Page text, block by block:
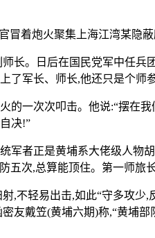
冒着炮火聚集上海江湾某隐
长。日后在国民党军中任
了军长、师长,他还只是个师参
的一次次叩击。他说:“摆在
决!”
军者正是黄埔系大佬级人物
五次,总算能顶住。第一师
,不轻易出击,如此“守多攻
友戴笠(黄埔六期)称,“黄埔